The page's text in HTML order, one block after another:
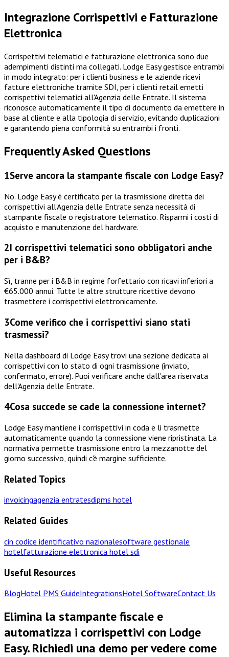
Integrazione Corrispettivi e Fatturazione
Elettronica
Corrispettivi telematici e fatturazione elettronica sono due
adempimenti distinti ma collegati. Lodge Easy gestisce entrambi
in modo integrato: per i clienti business e le aziende ricevi
fatture elettroniche tramite SDI, per i clienti retail emetti
corrispettivi telematici all'Agenzia delle Entrate. Il sistema
riconosce automaticamente il tipo di documento da emettere in
base al cliente e alla tipologia di servizio, evitando duplicazioni
e garantendo piena conformità su entrambi i fronti.
Frequently Asked Questions
1Serve ancora la stampante fiscale con Lodge Easy?
No. Lodge Easy è certificato per la trasmissione diretta dei
corrispettivi all'Agenzia delle Entrate senza necessità di
stampante fiscale o registratore telematico. Risparmi i costi di
acquisto e manutenzione del hardware.
2I corrispettivi telematici sono obbligatori anche
per i B&B?
Sì, tranne per i B&B in regime forfettario con ricavi inferiori a
€65.000 annui. Tutte le altre strutture ricettive devono
trasmettere i corrispettivi elettronicamente.
3Come verifico che i corrispettivi siano stati
trasmessi?
Nella dashboard di Lodge Easy trovi una sezione dedicata ai
corrispettivi con lo stato di ogni trasmissione (inviato,
confermato, errore). Puoi verificare anche dall'area riservata
dell'Agenzia delle Entrate.
4Cosa succede se cade la connessione internet?
Lodge Easy mantiene i corrispettivi in coda e li trasmette
automaticamente quando la connessione viene ripristinata. La
normativa permette trasmissione entro la mezzanotte del
giorno successivo, quindi c'è margine sufficiente.
Related Topics
invoicingagenzia entratesdipms hotel
Related Guides
cin codice identificativo nazionalesoftware gestionale
hotelfatturazione elettronica hotel sdi
Useful Resources
BlogHotel PMS GuideIntegrationsHotel SoftwareContact Us
Elimina la stampante fiscale e
automatizza i corrispettivi con Lodge
Easy. Richiedi una demo per vedere come